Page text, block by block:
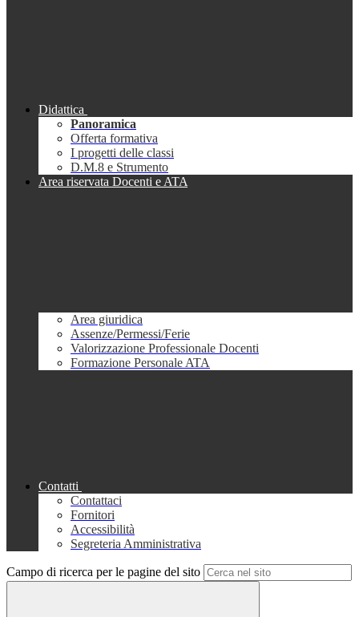
Didattica
Panoramica
Offerta formativa
I progetti delle classi
D.M.8 e Strumento
Area riservata Docenti e ATA
Area giuridica
Assenze/Permessi/Ferie
Valorizzazione Professionale Docenti
Formazione Personale ATA
Contatti
Contattaci
Fornitori
Accessibilità
Segreteria Amministrativa
Campo di ricerca per le pagine del sito